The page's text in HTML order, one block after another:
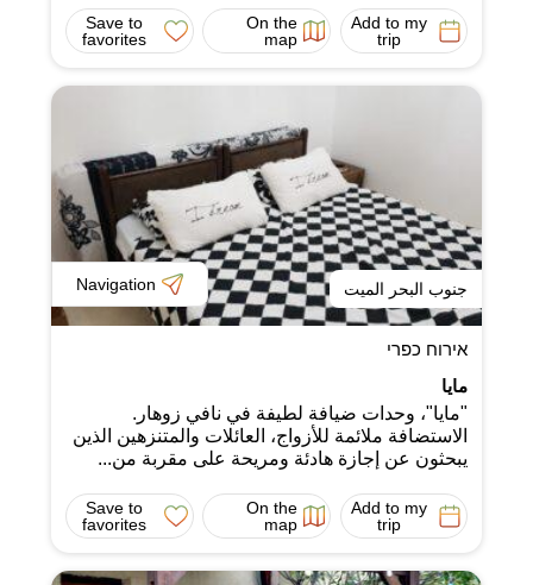
Add to my
trip
On the
map
Save to
favorites
جنوب البحر الميت Navigation
אירוח כפרי
مايا
"مايا"، وحدات ضيافة لطيفة في نافي زوهار.
الاستضافة ملائمة للأزواج، العائلات والمتنزهين الذين
يبحثون عن إجازة هادئة ومريحة على مقربة من...
Add to my
trip
On the
map
Save to
favorites